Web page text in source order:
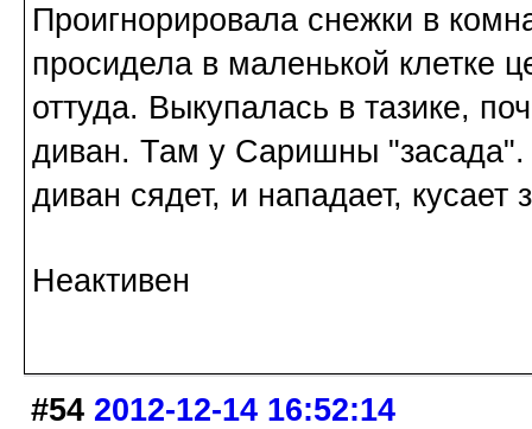
Проигнорировала снежки в
просидела в маленькой клетке
оттуда. Выкупалась в тазике,
диван. Там у Саришны "засада".
диван сядет, и нападает, кусает
Неактивен
#54 2012-12-14 16:52:14